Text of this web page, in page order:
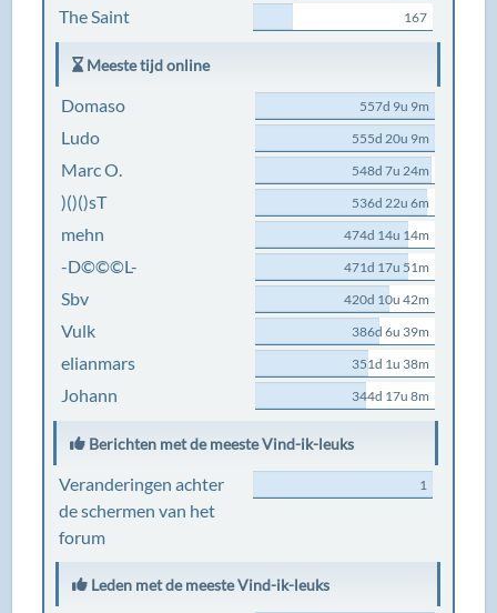
The Saint 167
Meeste tijd online
Domaso 557d 9u 9m
Ludo 555d 20u 9m
Marc O. 548d 7u 24m
)()()sT 536d 22u 6m
mehn 474d 14u 14m
-D©©©L- 471d 17u 51m
Sbv 420d 10u 42m
Vulk 386d 6u 39m
elianmars 351d 1u 38m
Johann 344d 17u 8m
Berichten met de meeste Vind-ik-leuks
Veranderingen achter
de schermen van het
forum
1
Leden met de meeste Vind-ik-leuks